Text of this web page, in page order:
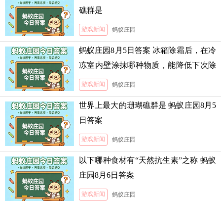
礁群是
游戏新闻 蚂蚁庄园
蚂蚁庄园8月5日答案 冰箱除霜后，在冷
冻室内壁涂抹哪种物质，能降低下次除
霜的难度
游戏新闻 蚂蚁庄园
世界上最大的珊瑚礁群是 蚂蚁庄园8月5
日答案
游戏新闻 蚂蚁庄园
以下哪种食材有“天然抗生素”之称 蚂蚁
庄园8月6日答案
游戏新闻 蚂蚁庄园